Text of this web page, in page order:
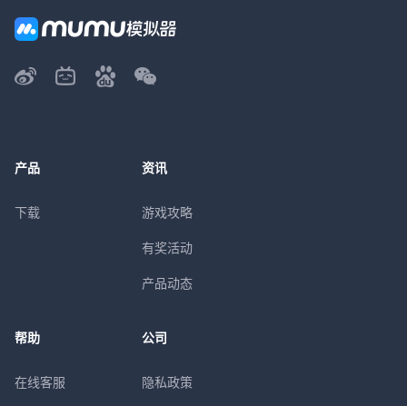
产品
下载
资讯
游戏攻略
有奖活动
产品动态
帮助
在线客服
公司
隐私政策